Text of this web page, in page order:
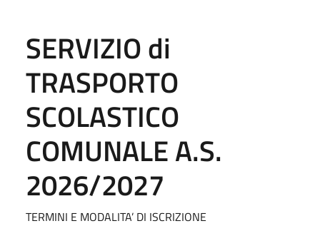
SERVIZIO di
TRASPORTO
SCOLASTICO
COMUNALE A.S.
2026/2027
TERMINI E MODALITA’ DI ISCRIZIONE